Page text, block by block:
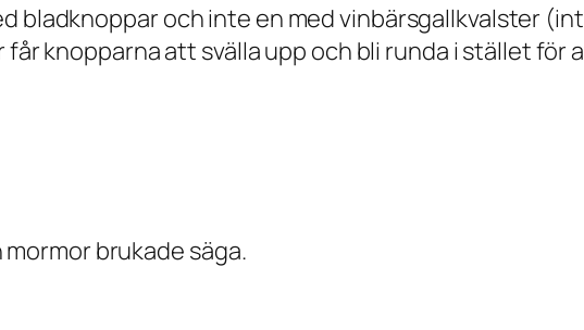
bladknoppar och inte en med vinbärsgallkvalster
knopparna att svälla upp och bli runda i stället för
brukade säga.